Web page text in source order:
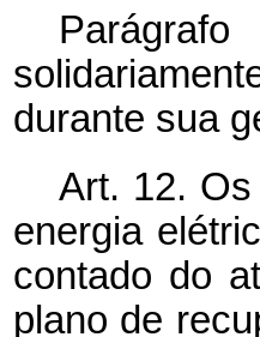
durante sua
Art. 12.
energia
contado do
plano de